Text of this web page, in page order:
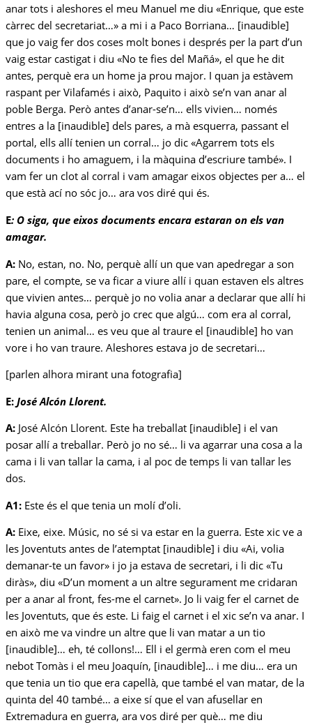
anar tots i aleshores el meu Manuel me diu «Enrique, que este
càrrec del secretariat…» a mi i a Paco Borriana… [inaudible]
que jo vaig fer dos coses molt bones i després per la part d’un
vaig estar castigat i diu «No te fies del Mañá», el que he dit
antes, perquè era un home ja prou major. I quan ja estàvem
raspant per Vilafamés i això, Paquito i això se’n van anar al
poble Berga. Però antes d’anar-se’n… ells vivien… només
entres a la [inaudible] dels pares, a mà esquerra, passant el
portal, ells allí tenien un corral… jo dic «Agarrem tots els
documents i ho amaguem, i la màquina d’escriure també». I
vam fer un clot al corral i vam amagar eixos objectes per a… el
que està ací no sóc jo… ara vos diré qui és.
E: O siga, que eixos documents encara estaran on els van
amagar.
A: No, estan, no. No, perquè allí un que van apedregar a son
pare, el compte, se va ficar a viure allí i quan estaven els altres
que vivien antes… perquè jo no volia anar a declarar que allí hi
havia alguna cosa, però jo crec que algú… com era al corral,
tenien un animal… es veu que al traure el [inaudible] ho van
vore i ho van traure. Aleshores estava jo de secretari…
[parlen alhora mirant una fotografia]
E: José Alcón Llorent.
A: José Alcón Llorent. Este ha treballat [inaudible] i el van
posar allí a treballar. Però jo no sé… li va agarrar una cosa a la
cama i li van tallar la cama, i al poc de temps li van tallar les
dos.
A1: Este és el que tenia un molí d’oli.
A: Eixe, eixe. Músic, no sé si va estar en la guerra. Este xic ve a
les Joventuts antes de l’atemptat [inaudible] i diu «Ai, volia
demanar-te un favor» i jo ja estava de secretari, i li dic «Tu
diràs», diu «D’un moment a un altre segurament me cridaran
per a anar al front, fes-me el carnet». Jo li vaig fer el carnet de
les Joventuts, que és este. Li faig el carnet i el xic se’n va anar. I
en això me va vindre un altre que li van matar a un tio
[inaudible]… eh, té collons!… Ell i el germà eren com el meu
nebot Tomàs i el meu Joaquín, [inaudible]… i me diu… era un
que tenia un tio que era capellà, que també el van matar, de la
quinta del 40 també… a eixe sí que el van afusellar en
Extremadura en guerra, ara vos diré per què… me diu